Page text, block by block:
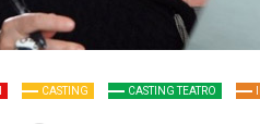
CASTING CASTING TEATRO